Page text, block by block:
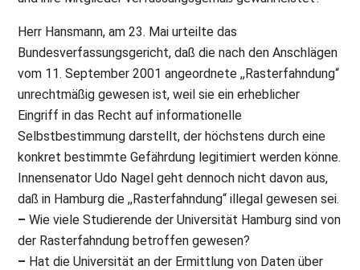
Herr Hansmann, am 23. Mai urteilte das
Bundesverfassungsgericht, daß die nach den Anschlägen
vom 11. September 2001 angeordnete ,,Rasterfahndung“
unrechtmäßig gewesen ist, weil sie ein erheblicher
Eingriff in das Recht auf informationelle
Selbstbestimmung darstellt, der höchstens durch eine
konkret bestimmte Gefährdung legitimiert werden könne.
Innensenator Udo Nagel geht dennoch nicht davon aus,
daß in Hamburg die ,,Rasterfahndung“ illegal gewesen sei.
– Wie viele Studierende der Universität Hamburg sind von
der Rasterfahndung betroffen gewesen?
– Hat die Universität an der Ermittlung von Daten über